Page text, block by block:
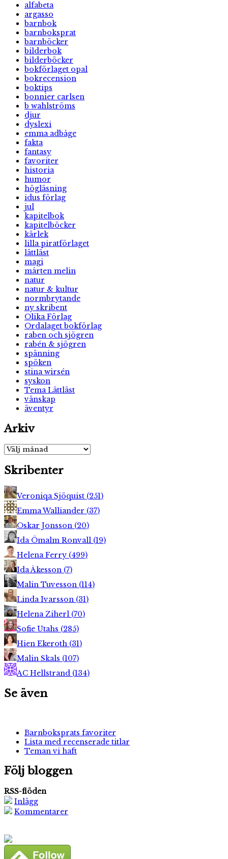
alfabeta
argasso
barnbok
barnboksprat
barnböcker
bilderbok
bilderböcker
bokförlaget opal
bokrecension
boktips
bonnier carlsen
b wahlströms
djur
dyslexi
emma adbåge
fakta
fantasy
favoriter
historia
humor
högläsning
idus förlag
jul
kapitelbok
kapitelböcker
kärlek
lilla piratförlaget
lättläst
magi
mårten melin
natur
natur & kultur
normbrytande
ny skribent
Olika Förlag
Ordalaget bokförlag
raben och sjögren
rabén & sjögren
spänning
spöken
stina wirsén
syskon
Tema Lättläst
vänskap
äventyr
Arkiv
Arkiv
Skribenter
Veroniqa Sjöquist (251)
Emma Walliander (37)
Oskar Jonsson (20)
Ida Ömalm Ronvall (19)
Helena Ferry (499)
Ida Åkesson (7)
Malin Tuvesson (114)
Linda Ivarsson (31)
Helena Ziherl (70)
Sofie Utahs (285)
Hien Ekeroth (31)
Malin Skals (107)
AC Hellstrand (134)
Se även
Barnboksprats favoriter
Lista med recenserade titlar
Teman vi haft
Följ bloggen
RSS-flöden
Inlägg
Kommentarer